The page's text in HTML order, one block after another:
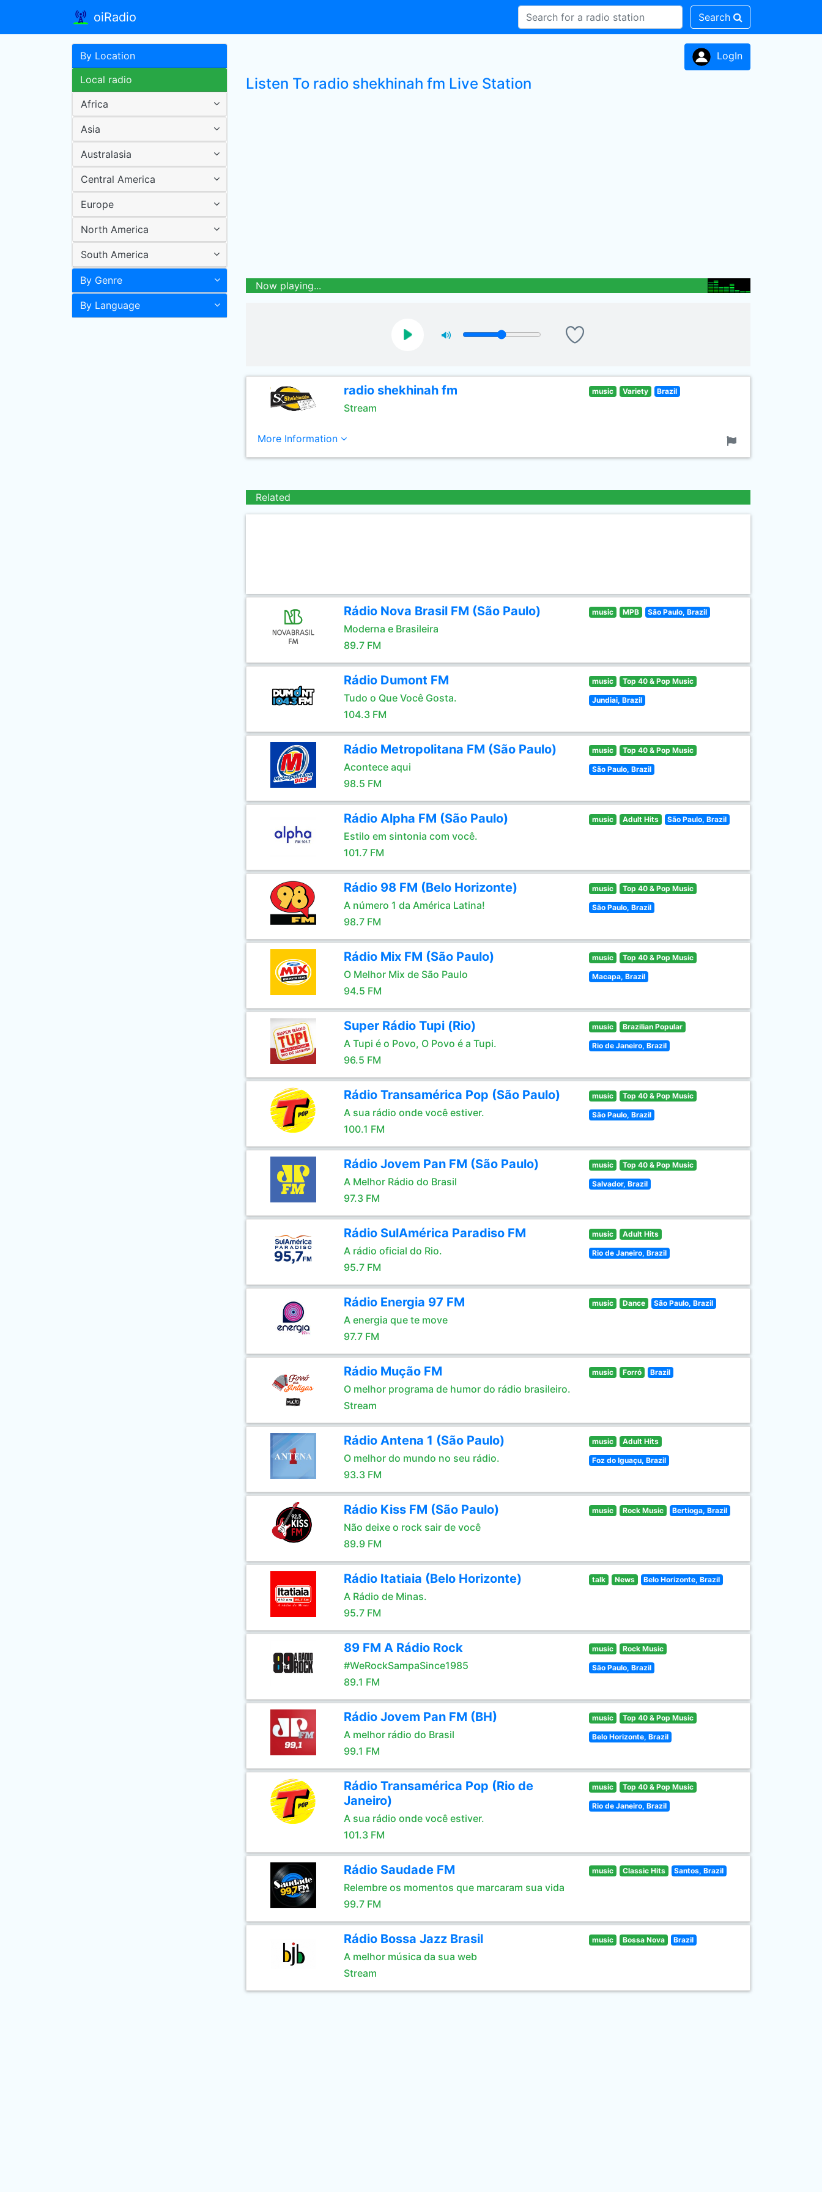
oiRadio Search
By Location
Local radio
Africa
Asia
Australasia
Central America
Europe
North America
South America
By Genre
By Language
LogIn
Listen To radio shekhinah fm Live Station
Now playing...
radio shekhinah fm
Stream
music Variety Brazil
More Information
Related
Rádio Nova Brasil FM (São Paulo)
Moderna e Brasileira
89.7 FM
music MPB São Paulo, Brazil
Rádio Dumont FM
Tudo o Que Você Gosta.
104.3 FM
music Top 40 & Pop Music
Jundiai, Brazil
Rádio Metropolitana FM (São Paulo)
Acontece aqui
98.5 FM
music Top 40 & Pop Music
São Paulo, Brazil
Rádio Alpha FM (São Paulo)
Estilo em sintonia com você.
101.7 FM
music Adult Hits São Paulo, Brazil
Rádio 98 FM (Belo Horizonte)
A número 1 da América Latina!
98.7 FM
music Top 40 & Pop Music
São Paulo, Brazil
Rádio Mix FM (São Paulo)
O Melhor Mix de São Paulo
94.5 FM
music Top 40 & Pop Music
Macapa, Brazil
Super Rádio Tupi (Rio)
A Tupi é o Povo, O Povo é a Tupi.
96.5 FM
music Brazilian Popular
Rio de Janeiro, Brazil
Rádio Transamérica Pop (São Paulo)
A sua rádio onde você estiver.
100.1 FM
music Top 40 & Pop Music
São Paulo, Brazil
Rádio Jovem Pan FM (São Paulo)
A Melhor Rádio do Brasil
97.3 FM
music Top 40 & Pop Music
Salvador, Brazil
Rádio SulAmérica Paradiso FM
A rádio oficial do Rio.
95.7 FM
music Adult Hits
Rio de Janeiro, Brazil
Rádio Energia 97 FM
A energia que te move
97.7 FM
music Dance São Paulo, Brazil
Rádio Mução FM
O melhor programa de humor do rádio brasileiro.
Stream
music Forró Brazil
Rádio Antena 1 (São Paulo)
O melhor do mundo no seu rádio.
93.3 FM
music Adult Hits
Foz do Iguaçu, Brazil
Rádio Kiss FM (São Paulo)
Não deixe o rock sair de você
89.9 FM
music Rock Music Bertioga, Brazil
Rádio Itatiaia (Belo Horizonte)
A Rádio de Minas.
95.7 FM
talk News Belo Horizonte, Brazil
89 FM A Rádio Rock
#WeRockSampaSince1985
89.1 FM
music Rock Music
São Paulo, Brazil
Rádio Jovem Pan FM (BH)
A melhor rádio do Brasil
99.1 FM
music Top 40 & Pop Music
Belo Horizonte, Brazil
Rádio Transamérica Pop (Rio de
Janeiro)
A sua rádio onde você estiver.
101.3 FM
music Top 40 & Pop Music
Rio de Janeiro, Brazil
Rádio Saudade FM
Relembre os momentos que marcaram sua vida
99.7 FM
music Classic Hits Santos, Brazil
Rádio Bossa Jazz Brasil
A melhor música da sua web
Stream
music Bossa Nova Brazil